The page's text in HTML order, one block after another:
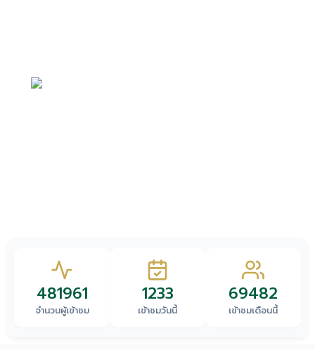
481961
จำนวนผู้เข้าชม
1233
เข้าชมวันนี้
69482
เข้าชมเดือนนี้